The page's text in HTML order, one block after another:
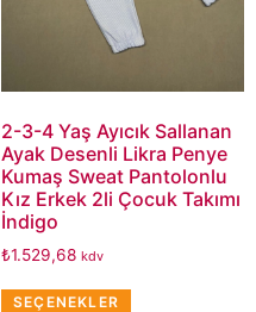
2-3-4 Yaş Ayıcık Sallanan
Ayak Desenli Likra Penye
Kumaş Sweat Pantolonlu
Kız Erkek 2li Çocuk Takımı
İndigo
₺1.529,68 kdv
SEÇENEKLER